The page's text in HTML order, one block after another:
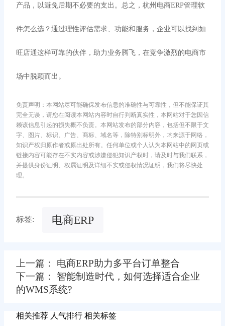
产品，以避免后期不必要的支出。总之，杭州电商ERP管理软
件怎么选？通过理性评估需求、功能和服务，企业可以找到如
旺店通这样可靠的伙伴，助力业务腾飞，在竞争激烈的电商市
场中脱颖而出。
免责声明：本网站尽可能确保发布信息的准确性与可靠性，但不能保证其
完全无误，请您在阅读本网站内容时自行判断真实性，本网站对于您因信
赖该信息引起的损失概不负责。本网站发布的部分内容，包括但不限于文
字、图片、标识、广告、商标、域名等，除特别标明外，均来源于网络，
知识产权归原作者或原出处所有。任何单位或个人认为本网站中的网页或
链接内容可能存在不实内容或涉嫌侵犯知识产权时，请及时与我们联系，
并提供身份证明、权属证明及详细不实或侵权情况证明，我们将尽快处
理。
标签: 电商ERP
上一篇： 电商ERP助力多平台订单整合
下一篇： 智能制造时代，如何选择适合企业
的WMS系统?
相关推荐 人气排行 相关标签